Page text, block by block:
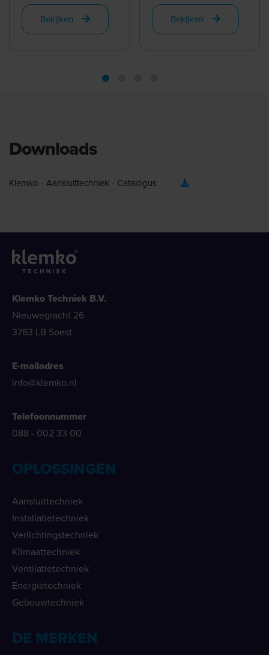
deze tool ook prettig in
gebruik voor ...
Bekijken
en 6,0mm2 worden
gekrompen door de
verschillende ...
Bekijken
Downloads
Klemko - Aansluittechniek - Catalogus
Klemko Techniek B.V.
Nieuwegracht 26
3763 LB Soest
E-mailadres
info@klemko.nl
Telefoonnummer
088 - 002 33 00
OPLOSSINGEN
Aansluittechniek
Installatietechniek
Verlichtingstechniek
Klimaattechniek
Ventilatietechniek
Energietechniek
Gebouwtechniek
DE MERKEN